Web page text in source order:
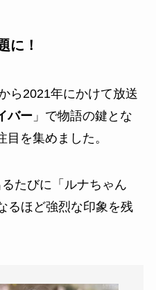
に！
ら2021年にかけて放送
バー」で物語の鍵とな
を集めました。
たびに「ルナちゃん
るほど強烈な印象を残